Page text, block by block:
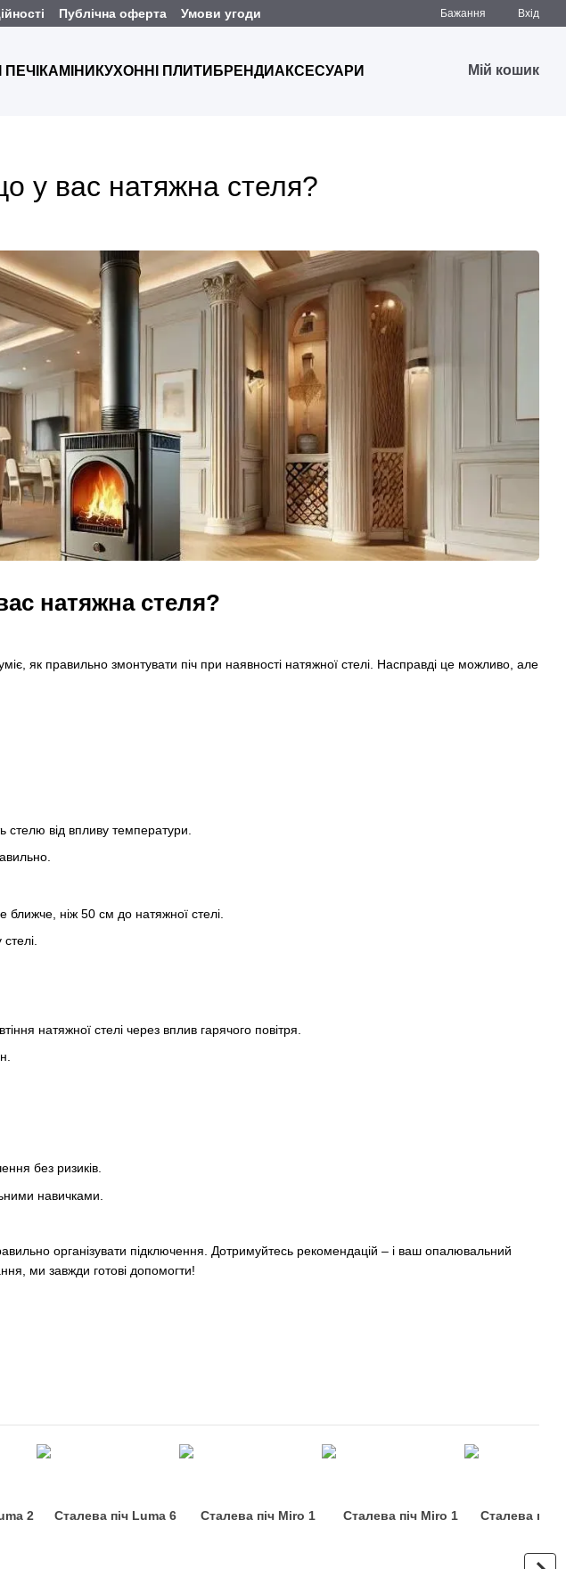
Публічна оферта Умови угоди Бажання Вхід
КАМІНИ КУХОННІ ПЛИТИ БРЕНДИАКСЕСУАРИ Мій кошик
у вас натяжна стеля?
натяжна стеля?
як правильно змонтувати піч при наявності натяжної стелі. Насправді це можливо, але
стелю від впливу температури.
ніж 50 см до натяжної стелі.
натяжної стелі через вплив гарячого повітря.
без ризиків.
навичками.
організувати підключення. Дотримуйтесь рекомендацій – і ваш опалювальний
ми завжди готові допомогти!